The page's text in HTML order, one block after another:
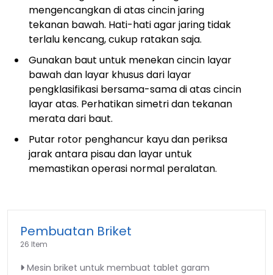
mengencangkan di atas cincin jaring
tekanan bawah. Hati-hati agar jaring tidak
terlalu kencang, cukup ratakan saja.
Gunakan baut untuk menekan cincin layar
bawah dan layar khusus dari layar
pengklasifikasi bersama-sama di atas cincin
layar atas. Perhatikan simetri dan tekanan
merata dari baut.
Putar rotor penghancur kayu dan periksa
jarak antara pisau dan layar untuk
memastikan operasi normal peralatan.
Pembuatan Briket
26 Item
Mesin briket untuk membuat tablet garam